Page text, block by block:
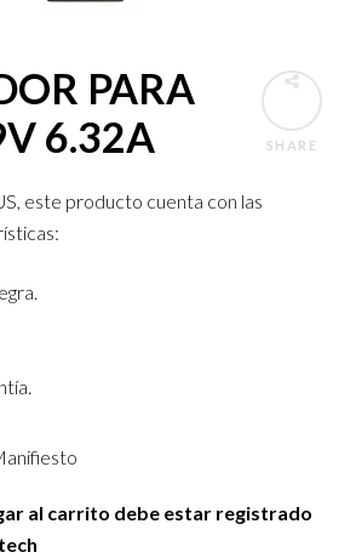
SHARE
PARA
6.32A
este producto cuenta con las
al carrito debe estar registrado